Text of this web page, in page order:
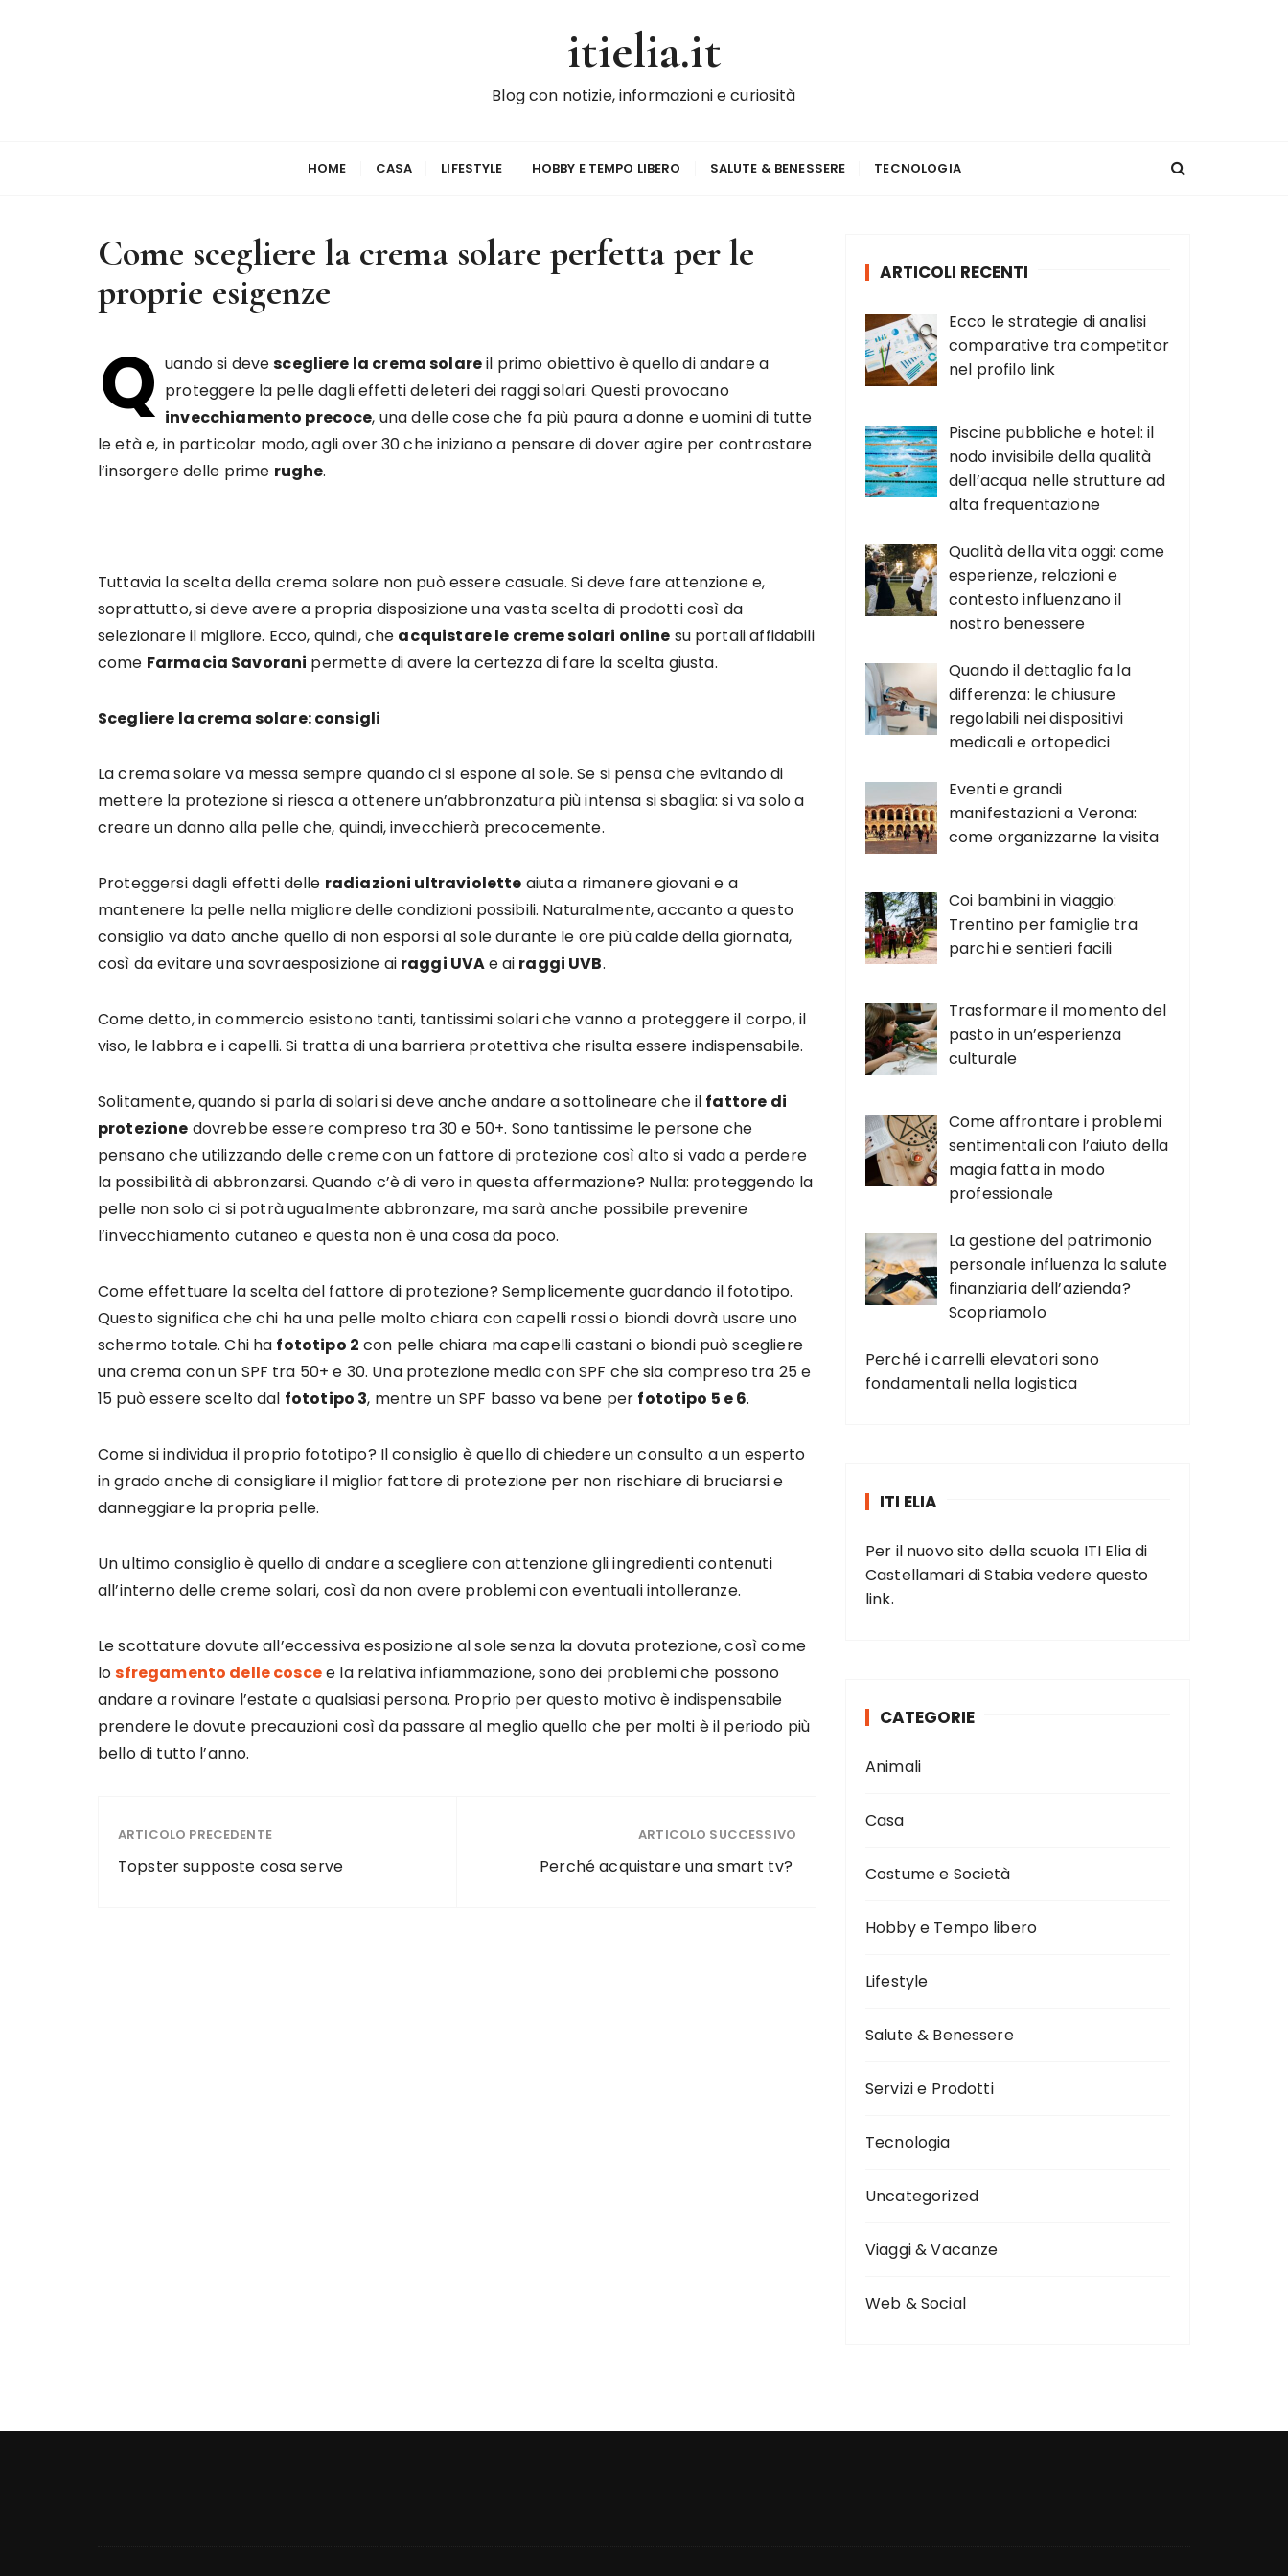
itielia.it
Blog con notizie, informazioni e curiosità
HOME CASA LIFESTYLE HOBBY E TEMPO LIBERO SALUTE & BENESSERE TECNOLOGIA
Come scegliere la crema solare perfetta per le
proprie esigenze
Q uando si devescegliere la crema solareil primo obiettivo è quello di andare a
proteggere la pelle dagli effetti deleteri dei raggi solari. Questi provocano
invecchiamento precoce, una delle cose che fa più paura a donne e uomini di tutte
le età e, in particolar modo, agli over 30 che iniziano a pensare di dover agire per contrastare
l’insorgere delle prime rughe.
Tuttavia la scelta della crema solare non può essere casuale. Si deve fare attenzione e,
soprattutto, si deve avere a propria disposizione una vasta scelta di prodotti così da
selezionare il migliore. Ecco, quindi, che acquistare le creme solari online su portali affidabili
come Farmacia Savorani permette di avere la certezza di fare la scelta giusta.
Scegliere la crema solare: consigli
La crema solare va messa sempre quando ci si espone al sole. Se si pensa che evitando di
mettere la protezione si riesca a ottenere un’abbronzatura più intensa si sbaglia: si va solo a
creare un danno alla pelle che, quindi, invecchierà precocemente.
Proteggersi dagli effetti delle radiazioni ultraviolette aiuta a rimanere giovani e a
mantenere la pelle nella migliore delle condizioni possibili. Naturalmente, accanto a questo
consiglio va dato anche quello di non esporsi al sole durante le ore più calde della giornata,
così da evitare una sovraesposizione ai raggi UVAe ai raggi UVB.
Come detto, in commercio esistono tanti, tantissimi solari che vanno a proteggere il corpo, il
viso, le labbra e i capelli. Si tratta di una barriera protettiva che risulta essere indispensabile.
Solitamente, quando si parla di solari si deve anche andare a sottolineare che il fattore di
protezione dovrebbe essere compreso tra 30 e 50+. Sono tantissime le persone che
pensano che utilizzando delle creme con un fattore di protezione così alto si vada a perdere
la possibilità di abbronzarsi. Quando c’è di vero in questa affermazione? Nulla: proteggendo la
pelle non solo ci si potrà ugualmente abbronzare, ma sarà anche possibile prevenire
l’invecchiamento cutaneo e questa non è una cosa da poco.
Come effettuare la scelta del fattore di protezione? Semplicemente guardando il fototipo.
Questo significa che chi ha una pelle molto chiara con capelli rossi o biondi dovrà usare uno
schermo totale. Chi ha fototipo 2 con pelle chiara ma capelli castani o biondi può scegliere
una crema con un SPF tra 50+ e 30. Una protezione media con SPF che sia compreso tra 25 e
15 può essere scelto dal fototipo 3, mentre un SPF basso va bene per fototipo 5 e 6.
Come si individua il proprio fototipo? Il consiglio è quello di chiedere un consulto a un esperto
in grado anche di consigliare il miglior fattore di protezione per non rischiare di bruciarsi e
danneggiare la propria pelle.
Un ultimo consiglio è quello di andare a scegliere con attenzione gli ingredienti contenuti
all’interno delle creme solari, così da non avere problemi con eventuali intolleranze.
Le scottature dovute all’eccessiva esposizione al sole senza la dovuta protezione, così come
losfregamento delle coscee la relativa infiammazione, sono dei problemi che possono
andare a rovinare l’estate a qualsiasi persona. Proprio per questo motivo è indispensabile
prendere le dovute precauzioni così da passare al meglio quello che per molti è il periodo più
bello di tutto l’anno.
ARTICOLO PRECEDENTE
Topster supposte cosa serve
ARTICOLO SUCCESSIVO
Perché acquistare una smart tv?
ARTICOLI RECENTI
Ecco le strategie di analisi
comparative tra competitor
nel profilo link
Piscine pubbliche e hotel: il
nodo invisibile della qualità
dell’acqua nelle strutture ad
alta frequentazione
Qualità della vita oggi: come
esperienze, relazioni e
contesto influenzano il
nostro benessere
Quando il dettaglio fa la
differenza: le chiusure
regolabili nei dispositivi
medicali e ortopedici
Eventi e grandi
manifestazioni a Verona:
come organizzarne la visita
Coi bambini in viaggio:
Trentino per famiglie tra
parchi e sentieri facili
Trasformare il momento del
pasto in un’esperienza
culturale
Come affrontare i problemi
sentimentali con l’aiuto della
magia fatta in modo
professionale
La gestione del patrimonio
personale influenza la salute
finanziaria dell’azienda?
Scopriamolo
Perché i carrelli elevatori sono
fondamentali nella logistica
ITI ELIA
Per il nuovo sito della scuola ITI Elia di
Castellamari di Stabia vedere questo
link.
CATEGORIE
Animali
Casa
Costume e Società
Hobby e Tempo libero
Lifestyle
Salute & Benessere
Servizi e Prodotti
Tecnologia
Uncategorized
Viaggi & Vacanze
Web & Social